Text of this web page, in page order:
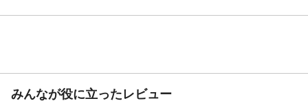
みんなが役に立ったレビュー